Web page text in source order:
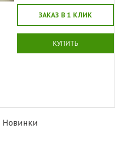
ЗАКАЗ В 1 КЛИК
КУПИТЬ
Новинки